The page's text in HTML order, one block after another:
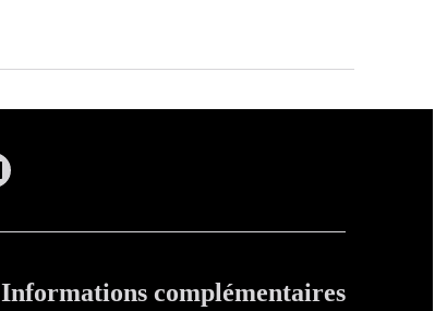
Informations complémentaires